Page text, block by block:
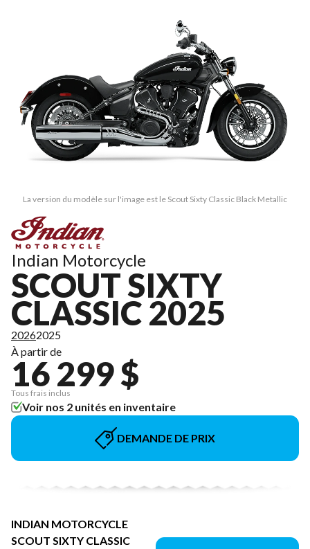
La version du modèle sur l'image est le Scout Sixty Classic Black Metallic
Indian Motorcycle
SCOUT SIXTY
CLASSIC 2025
20262025
À partir de
16 299 $
Tous frais inclus
Voir nos 2 unités en inventaire
DEMANDE DE PRIX
INDIAN MOTORCYCLE
SCOUT SIXTY CLASSIC